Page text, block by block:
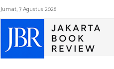
Jumat, 7 Agustus 2026